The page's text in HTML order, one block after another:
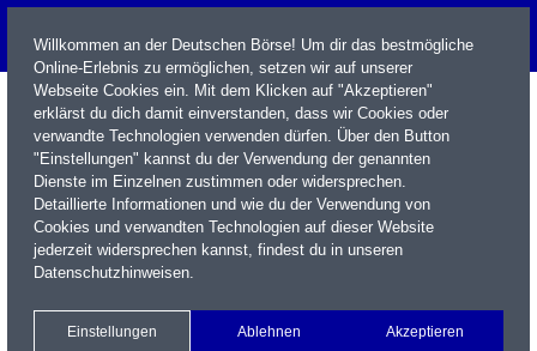
Name / WKN / ISIN / Kürzel
Xetra Realtime
Watchlist Portfolio Login
Willkommen an der Deutschen Börse! Um dir das bestmögliche
Online-Erlebnis zu ermöglichen, setzen wir auf unserer
Webseite Cookies ein. Mit dem Klicken auf "Akzeptieren"
erklärst du dich damit einverstanden, dass wir Cookies oder
verwandte Technologien verwenden dürfen. Über den Button
"Einstellungen" kannst du der Verwendung der genannten
Dienste im Einzelnen zustimmen oder widersprechen.
Detaillierte Informationen und wie du der Verwendung von
Cookies und verwandten Technologien auf dieser Website
jederzeit widersprechen kannst, findest du in unseren
Datenschutzhinweisen.
Einstellungen Ablehnen Akzeptieren